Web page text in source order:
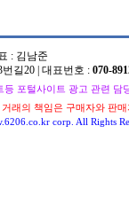
: 김남준
길20 | 대표번호 : 070-
등 포털사이트 광고 관련 담
래의 책임은 구매자와 판
corp. All Rights